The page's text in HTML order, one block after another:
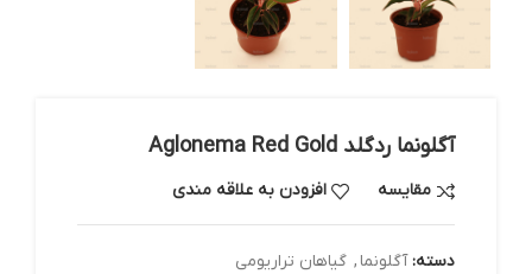
آگلونما ردگلد Aglonema Red Gold
مقایسه افزودن به علاقه مندی
دسته: آگلونما , گیاهان تراریومی